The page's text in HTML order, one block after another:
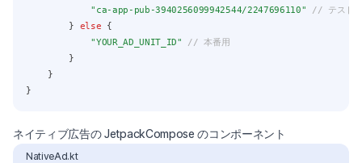
"ca-app-pub-3940256099942544/2247696110"
// テスト用
        }
else {
"YOUR_AD_UNIT_ID"
// 本番用
        }
    }
}
ネイティブ広告の JetpackCompose のコンポーネント
NativeAd.kt